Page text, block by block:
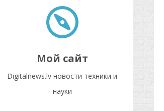
Мой сайт
Digitalnews.lv новости техники и
науки